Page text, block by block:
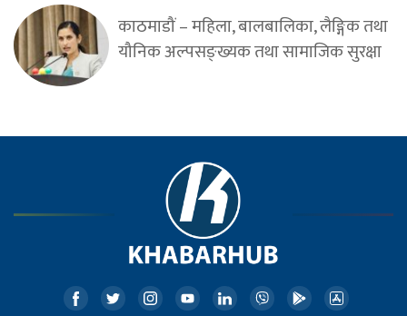
काठमाडौं – महिला, बालबालिका, लैङ्गिक तथा
यौनिक अल्पसङ्ख्यक तथा सामाजिक सुरक्षा